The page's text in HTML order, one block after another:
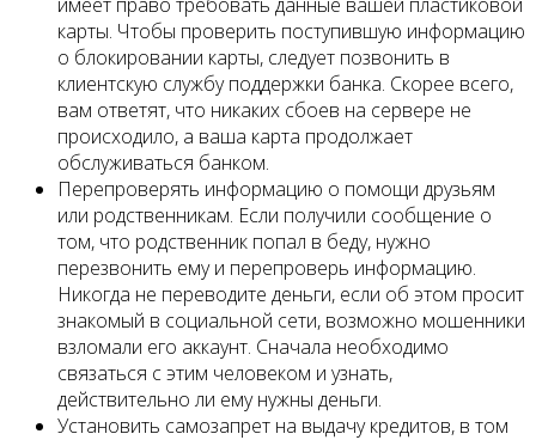
карты. Чтобы проверить поступившую информацию
о блокировании карты, следует позвонить в
клиентскую службу поддержки банка. Скорее всего,
вам ответят, что никаких сбоев на сервере не
происходило, а ваша карта продолжает
обслуживаться банком.
Перепроверять информацию о помощи друзьям
или родственникам. Если получили сообщение о
том, что родственник попал в беду, нужно
перезвонить ему и перепроверь информацию.
Никогда не переводите деньги, если об этом просит
знакомый в социальной сети, возможно мошенники
взломали его аккаунт. Сначала необходимо
связаться с этим человеком и узнать,
действительно ли ему нужны деньги.
Установить самозапрет на выдачу кредитов, в том